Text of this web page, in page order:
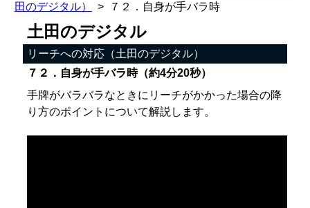
田のデジタル）
７２．自身が手バラ時
土田のデジタル
リーチへの対応（土田のデジタル）
７２．自身が手バラ時（約4分20秒）
手牌がバラバラなときにリーチがかかった場合の降
り方のポイントについて解説します。